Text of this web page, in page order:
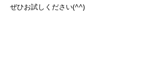
ぜひお試しください(^^)